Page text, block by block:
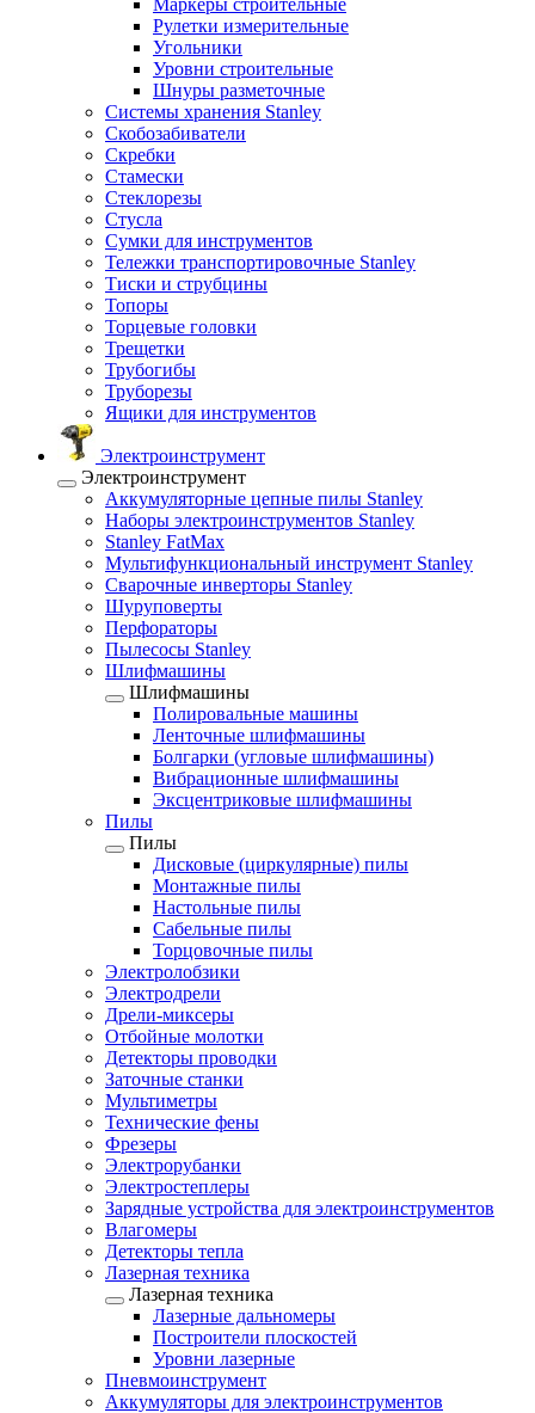
Маркеры строительные
Рулетки измерительные
Угольники
Уровни строительные
Шнуры разметочные
Системы хранения Stanley
Скобозабиватели
Скребки
Стамески
Стеклорезы
Стусла
Сумки для инструментов
Тележки транспортировочные Stanley
Тиски и струбцины
Топоры
Торцевые головки
Трещетки
Трубогибы
Труборезы
Ящики для инструментов
Электроинструмент
Электроинструмент
Аккумуляторные цепные пилы Stanley
Наборы электроинструментов Stanley
Stanley FatMax
Мультифункциональный инструмент Stanley
Сварочные инверторы Stanley
Шуруповерты
Перфораторы
Пылесосы Stanley
Шлифмашины
Шлифмашины
Полировальные машины
Ленточные шлифмашины
Болгарки (угловые шлифмашины)
Вибрационные шлифмашины
Эксцентриковые шлифмашины
Пилы
Пилы
Дисковые (циркулярные) пилы
Монтажные пилы
Настольные пилы
Сабельные пилы
Торцовочные пилы
Электролобзики
Электродрели
Дрели-миксеры
Отбойные молотки
Детекторы проводки
Заточные станки
Мультиметры
Технические фены
Фрезеры
Электрорубанки
Электростеплеры
Зарядные устройства для электроинструментов
Влагомеры
Детекторы тепла
Лазерная техника
Лазерная техника
Лазерные дальномеры
Построители плоскостей
Уровни лазерные
Пневмоинструмент
Аккумуляторы для электроинструментов